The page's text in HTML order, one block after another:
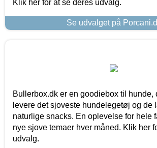
Klik her for at se deres udvalg.
Se udvalget på
Bullerbox.dk er en goodiebox til hunde,
levere det sjoveste hundelegetøj og de
naturlige snacks. En oplevelse for hele
nye sjove temaer hver måned. Klik her
udvalg.